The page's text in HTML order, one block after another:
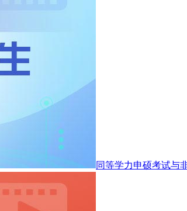
同等学力申硕考试与